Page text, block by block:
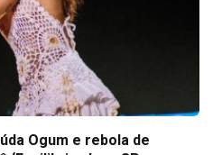
Ogum e rebola de